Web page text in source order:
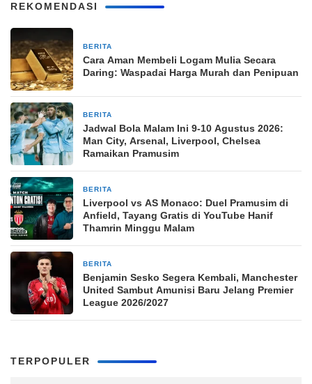
REKOMENDASI
BERITA
Cara Aman Membeli Logam Mulia Secara
Daring: Waspadai Harga Murah dan Penipuan
BERITA
Jadwal Bola Malam Ini 9-10 Agustus 2026:
Man City, Arsenal, Liverpool, Chelsea
Ramaikan Pramusim
BERITA
Liverpool vs AS Monaco: Duel Pramusim di
Anfield, Tayang Gratis di YouTube Hanif
Thamrin Minggu Malam
BERITA
Benjamin Sesko Segera Kembali, Manchester
United Sambut Amunisi Baru Jelang Premier
League 2026/2027
TERPOPULER